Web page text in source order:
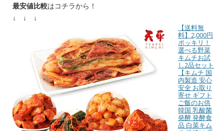
最安値比較はコチラから！
↓ ↓ ↓
【送料無
料】2,000円
ポッキリ！
選べる野菜
キムチお試
し2品セット
【キムチ 国
内製造 安心
安全 お取り
寄せ ギフト
ご飯のお供
韓国 乳酸菌
発酵 発酵食
品 白菜キム